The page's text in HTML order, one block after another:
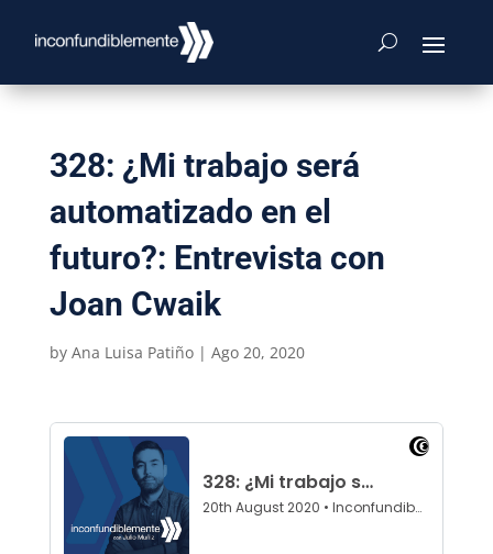
328: ¿Mi trabajo será
automatizado en el
futuro?: Entrevista con
Joan Cwaik
by Ana Luisa Patiño| Ago 20, 2020